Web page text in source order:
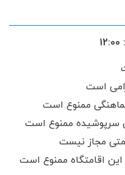
12:00
است
ممنوع است
سرپوشیده ممنوع است
مجاز نیست
اقامتگاه ممنوع است